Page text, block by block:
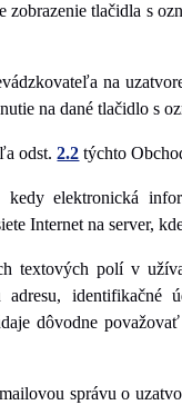
zobrazenie tlačidla s
na
na dané tlačidlo s
odst.2.2 týchto
kedy elektronická
Internet na server,
textových polí v
identifikačné
dôvodne
správu o